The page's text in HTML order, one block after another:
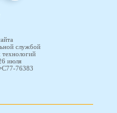
службой
июля
76383